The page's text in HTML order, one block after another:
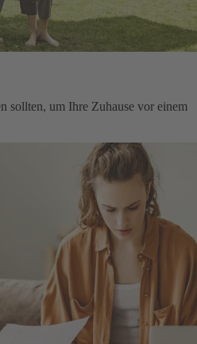
sollten, um Ihre Zuhause vor einem